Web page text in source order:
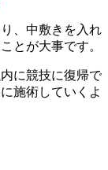
、中敷きを入れ
とが大事です。
に競技に復帰で
施術していくよ